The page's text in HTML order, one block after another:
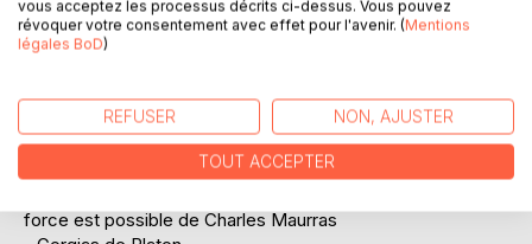
économiques de la paix de Keynes
- The road to serfdom d'Hayek
- Aliénation et accélération d'Hartmut Rosa
- Les conséquences politiques de la paix de Bainville
- Orages d'acier d'Ernst Jünger
- Les partis politiques et la décentralisation ; Lettre des
force est possible de Charles Maurras
vous acceptez les processus décrits ci-dessus. Vous pouvez
révoquer votre consentement avec effet pour l'avenir. (Mentions
légales BoD)
REFUSER NON, AJUSTER
TOUT ACCEPTER